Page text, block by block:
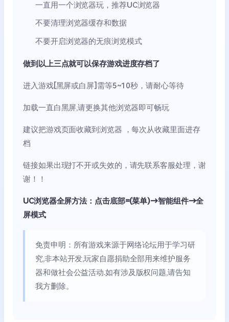
一直用一个浏览器玩，推荐UC浏览器
不要清理浏览器缓存和数据
不要开启浏览器的无痕浏览模式
做到以上三点就可以保存游戏进度存档了
进入游戏[黑屏或白屏]需等5~10秒，请耐心等待
加载一直白黑屏,请更换其他浏览器即可畅玩
建议把游戏页面收藏到浏览器 ，每次从收藏里面进存
档
链接如果出现打不开或失效的，请先联系客服处理，谢
谢！！
UC浏览器全屏方法：点击底部=(菜单)→智能组件→全
屏模式
免责申明：所有游戏来源于网络论坛用于学习研
究,非本站开发,玩家自愿捐助全部用来维护服务
器和做社会公益活动.如有涉及版权问题,请告知
我方删除。